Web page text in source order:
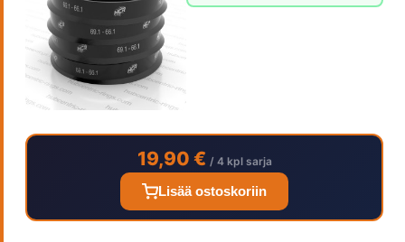
19,90 € / 4 kpl sarja
Lisää ostoskoriin